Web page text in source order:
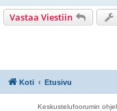
Vastaa Viestiin
Koti Etusivu
Keskustelufoorumin